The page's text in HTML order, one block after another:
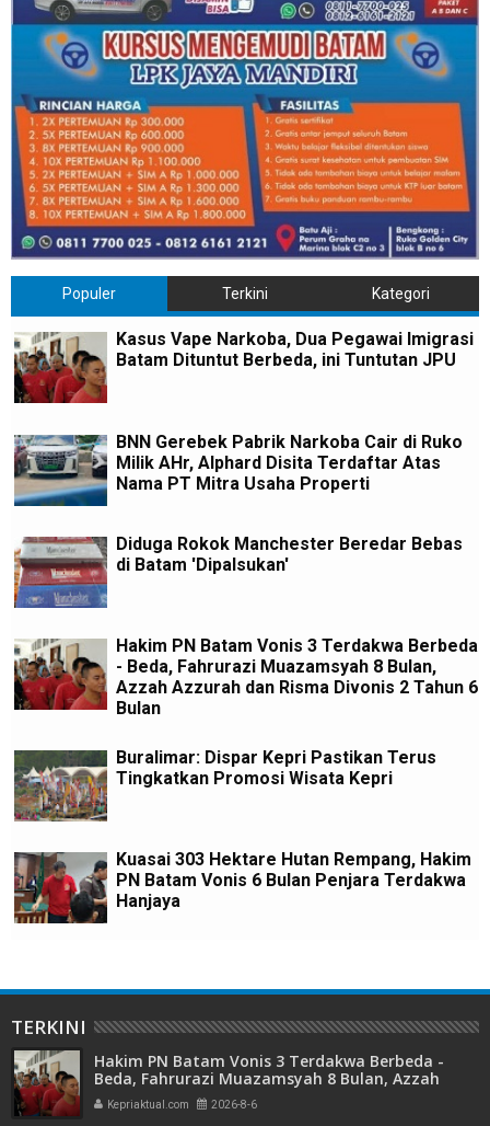
Populer Terkini Kategori
Kasus Vape Narkoba, Dua Pegawai Imigrasi
Batam Dituntut Berbeda, ini Tuntutan JPU
BNN Gerebek Pabrik Narkoba Cair di Ruko
Milik AHr, Alphard Disita Terdaftar Atas
Nama PT Mitra Usaha Properti
Diduga Rokok Manchester Beredar Bebas
di Batam 'Dipalsukan'
Hakim PN Batam Vonis 3 Terdakwa Berbeda
- Beda, Fahrurazi Muazamsyah 8 Bulan,
Azzah Azzurah dan Risma Divonis 2 Tahun 6
Bulan
Buralimar: Dispar Kepri Pastikan Terus
Tingkatkan Promosi Wisata Kepri
Kuasai 303 Hektare Hutan Rempang, Hakim
PN Batam Vonis 6 Bulan Penjara Terdakwa
Hanjaya
TERKINI
Hakim PN Batam Vonis 3 Terdakwa Berbeda -
Beda, Fahrurazi Muazamsyah 8 Bulan, Azzah
Azzurah dan Risma Divonis 2 Tahun 6 Bulan
Kepriaktual.com 2026-8-6